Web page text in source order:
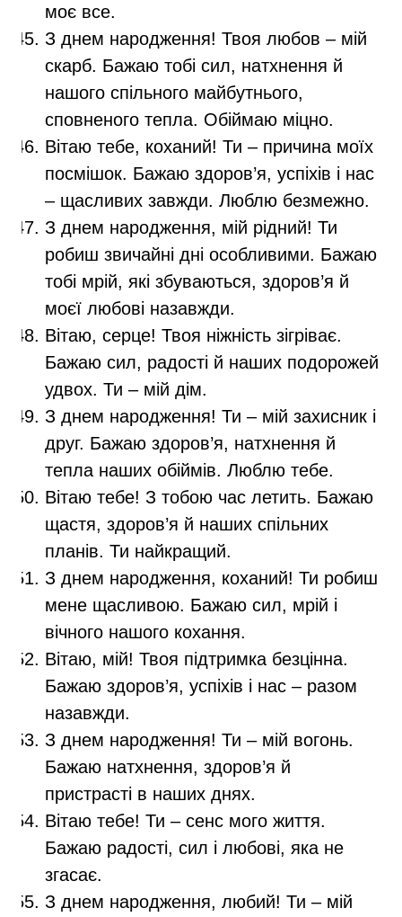
моє все.
З днем народження! Твоя любов – мій
скарб. Бажаю тобі сил, натхнення й
нашого спільного майбутнього,
сповненого тепла. Обіймаю міцно.
Вітаю тебе, коханий! Ти – причина моїх
посмішок. Бажаю здоров’я, успіхів і нас
– щасливих завжди. Люблю безмежно.
З днем народження, мій рідний! Ти
робиш звичайні дні особливими. Бажаю
тобі мрій, які збуваються, здоров’я й
моєї любові назавжди.
Вітаю, серце! Твоя ніжність зігріває.
Бажаю сил, радості й наших подорожей
удвох. Ти – мій дім.
З днем народження! Ти – мій захисник і
друг. Бажаю здоров’я, натхнення й
тепла наших обіймів. Люблю тебе.
Вітаю тебе! З тобою час летить. Бажаю
щастя, здоров’я й наших спільних
планів. Ти найкращий.
З днем народження, коханий! Ти робиш
мене щасливою. Бажаю сил, мрій і
вічного нашого кохання.
Вітаю, мій! Твоя підтримка безцінна.
Бажаю здоров’я, успіхів і нас – разом
назавжди.
З днем народження! Ти – мій вогонь.
Бажаю натхнення, здоров’я й
пристрасті в наших днях.
Вітаю тебе! Ти – сенс мого життя.
Бажаю радості, сил і любові, яка не
згасає.
З днем народження, любий! Ти – мій